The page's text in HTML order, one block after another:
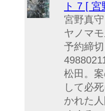
ト 7 [ 宮
宮野真
ヤノマ
予約締
松田。
して必
かれた